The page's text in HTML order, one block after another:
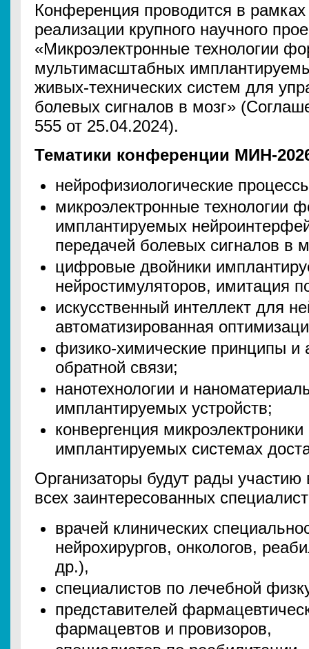
Конференция проводится в
реализации крупного научного
«Микроэлектронные технологии
мультимасштабных
живых-технических систем для
болевых сигналов в мозг»
555 от 25.04.2024).
Тематики конференции МИН-
нейрофизиологические
микроэлектронные технологии
имплантируемых
передачей болевых сигналов в
цифровые двойники
нейростимуляторов, имитация
искусственный интеллект для
автоматизированная
физико-химические принципы и
обратной связи;
нанотехнологии и
имплантируемых устройств;
конвергенция
имплантируемых системах
Организаторы будут рады
всех заинтересованных
врачей клинических
нейрохирургов, онкологов,
др.),
специалистов по лечебной
представителей
фармацевтов и провизоров,